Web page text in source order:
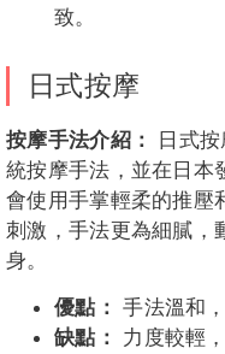
致。
日式按摩
按摩手法介紹：
日式
統按摩手法，並在日本
會使用手掌輕柔的推壓
刺激，手法更為細膩，
身。
優點： 手法溫和
缺點： 力度較輕